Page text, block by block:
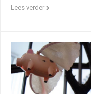
Lees verder